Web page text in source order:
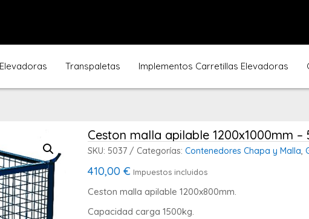
Transpaletas Implementos Carretillas Elevadoras
Ceston malla apilable 1200x1000mm –
SKU: 5037 Categorías: Contenedores Chapa y Malla,
410,00 € Impuestos incluidos
Ceston malla apilable 1200x800mm.
Capacidad carga 1500kg.